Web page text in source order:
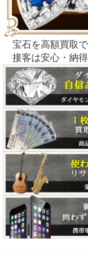
宝石を高額買取で
接客は安心・納得